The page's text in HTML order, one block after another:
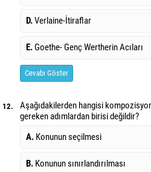
D.Verlaine-İtiraflar
E.Goethe- Genç Wertherin Acıları
Cevabı Göster
12.
Aşağıdakilerden hangisi
gereken adımlardan birisi değildir?
A. Konunun seçilmesi
B. Konunun sınırlandırılması